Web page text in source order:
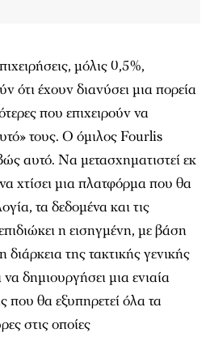
μόλις 0,5%,
ότι έχουν διανύσει μια πορεία
που επιχειρούν να
τους. Ο όμιλος Fourlis
αυτό. Να μετασχηματιστεί εκ
χτίσει μια πλατφόρμα που θα
τα δεδομένα και τις
η εισηγμένη, με βάση
της τακτικής γενικής
δημιουργήσει μια ενιαία
που θα εξυπηρετεί όλα τα
στις οποίες